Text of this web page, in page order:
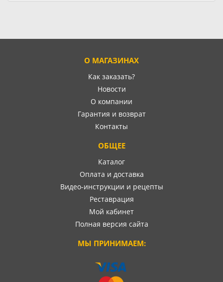
О МАГАЗИНАХ
Как заказать?
Новости
О компании
Гарантия и возврат
Контакты
ОБЩЕЕ
Каталог
Оплата и доставка
Видео-инструкции и рецепты
Реставрация
Мой кабинет
Полная версия сайта
МЫ ПРИНИМАЕМ: